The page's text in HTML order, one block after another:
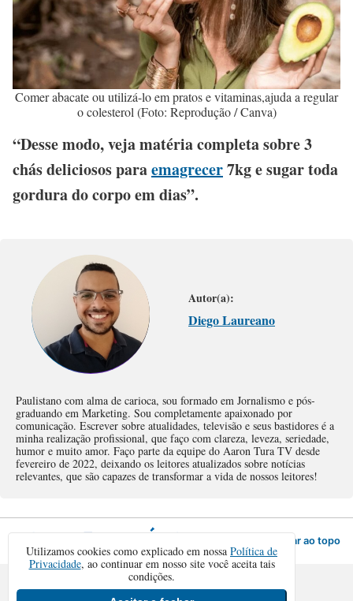
Comer abacate ou utilizá-lo em pratos e vitaminas,ajuda a regular
o colesterol (Foto: Reprodução / Canva)
“Desse modo, veja matéria completa sobre 3
chás deliciosos paraemagrecer7kg e sugar toda
gordura do corpo em dias”.
Autor(a):
Diego Laureano
Paulistano com alma de carioca, sou formado em Jornalismo e pós-
graduando em Marketing. Sou completamente apaixonado por
comunicação. Escrever sobre atualidades, televisão e seus bastidores é a
minha realização profissional, que faço com clareza, leveza, seriedade,
humor e muito amor. Faço parte da equipe do Aaron Tura TV desde
fevereiro de 2022, deixando os leitores atualizados sobre notícias
relevantes, que são capazes de transformar a vida de nossos leitores!
Voltar ao topo
Utilizamos cookies como explicado em nossa Política de
Privacidade, ao continuar em nosso site você aceita tais
condições.
Sair da versão mobile